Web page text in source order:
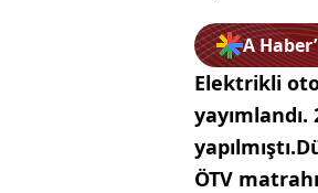
A
Elektrikli
ÖTV